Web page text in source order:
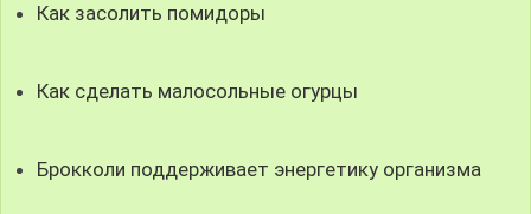
Как засолить помидоры
Как сделать малосольные огурцы
Брокколи поддерживает энергетику организма